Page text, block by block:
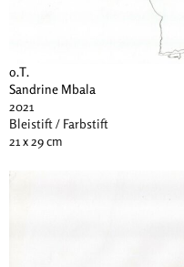
o.T.
Sandrine Mbala
2021
Bleistift / Farbstift
21 x 29 cm